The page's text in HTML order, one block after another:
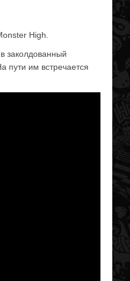
High.
заколдованный
пути им встречается